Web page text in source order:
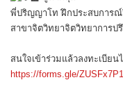
พี่ปริญญาโท ฝึกประสบการ
สาขาจิตวิทยาจิตวิทยาการ
สนใจเข้าร่วมแล้วลงทะเบียน
https://forms.gle/